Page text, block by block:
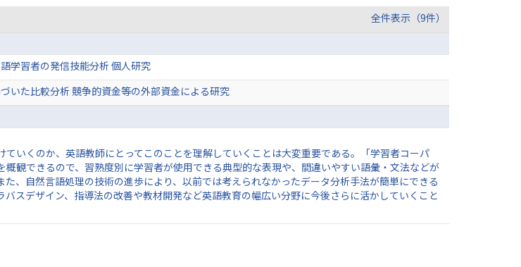
全件表示（9件）
学習者の発信技能分析 個人研究
いた比較分析 競争的資金等の外部資金による研究
いくのか、英語教師にとってこのことを理解していくことは大変重要である。「学習者コーパ
観できるので、習熟度別に学習者が使用できる典型的な表現や、間違いやすい語彙・文法などが
、自然言語処理の技術の進歩により、以前では考えられなかったデータ分析手法が簡単にできる
スデザイン、指導法の改善や教材開発など英語教育の幅広い分野に今後さらに活かしていくこと